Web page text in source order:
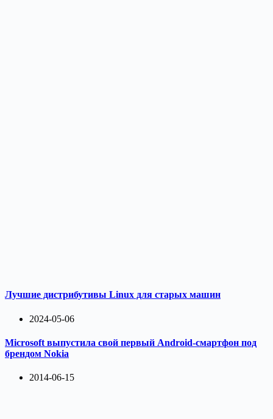
Лучшие дистрибутивы Linux для старых машин
2024-05-06
Microsoft выпустила свой первый Android-смартфон под
брендом Nokia
2014-06-15